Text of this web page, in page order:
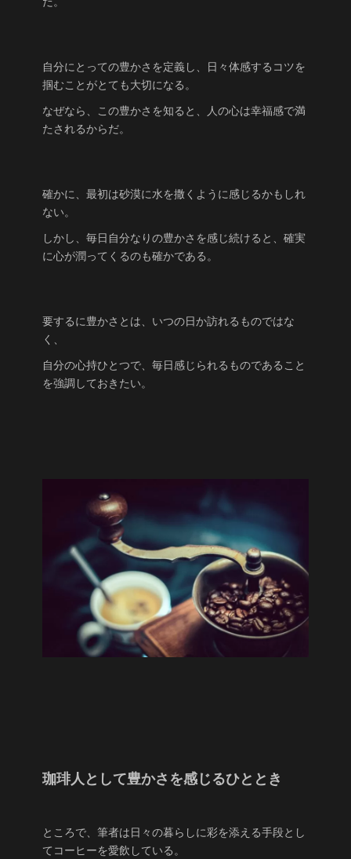
自分にとっての豊かさを定義し、日々体感するコツを
掴むことがとても大切になる。
なぜなら、この豊かさを知ると、人の心は幸福感で満
たされるからだ。
確かに、最初は砂漠に水を撒くように感じるかもしれ
ない。
しかし、毎日自分なりの豊かさを感じ続けると、確実
に心が潤ってくるのも確かである。
要するに豊かさとは、いつの日か訪れるものではな
く、
自分の心持ひとつで、毎日感じられるものであること
を強調しておきたい。
珈琲人として豊かさを感じるひととき
ところで、筆者は日々の暮らしに彩を添える手段とし
てコーヒーを愛飲している。